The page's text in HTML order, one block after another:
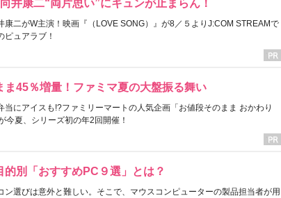
井康二“両片思い”にキュンが止まらん！
康二がW主演！映画『（LOVE SONG）』が8／５よりJ:COM STREAMで
ピュアラブ！
ま45％増量！ファミマ夏の大盤振る舞い
当にアイスも!?ファミリーマートの人気企画「お値段そのまま おかわり
今夏、シリーズ初の年2回開催！
的別「おすすめPC９選」とは？
ン選びは意外と難しい。そこで、マウスコンピューターの製品担当者が用